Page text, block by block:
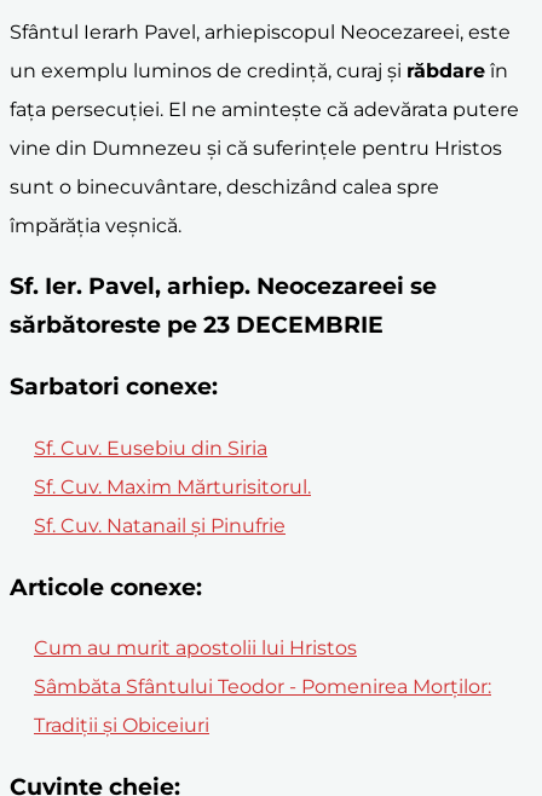
Sfântul Ierarh Pavel, arhiepiscopul Neocezareei, este
un exemplu luminos de credință, curaj și răbdare în
fața persecuției. El ne amintește că adevărata putere
vine din Dumnezeu și că suferințele pentru Hristos
sunt o binecuvântare, deschizând calea spre
împărăția veșnică.
Sf. Ier. Pavel, arhiep. Neocezareei se
sărbătoreste pe 23 DECEMBRIE
Sarbatori conexe:
Sf. Cuv. Eusebiu din Siria
Sf. Cuv. Maxim Mărturisitorul.
Sf. Cuv. Natanail și Pinufrie
Articole conexe:
Cum au murit apostolii lui Hristos
Sâmbăta Sfântului Teodor - Pomenirea Morților:
Tradiții și Obiceiuri
Cuvinte cheie: